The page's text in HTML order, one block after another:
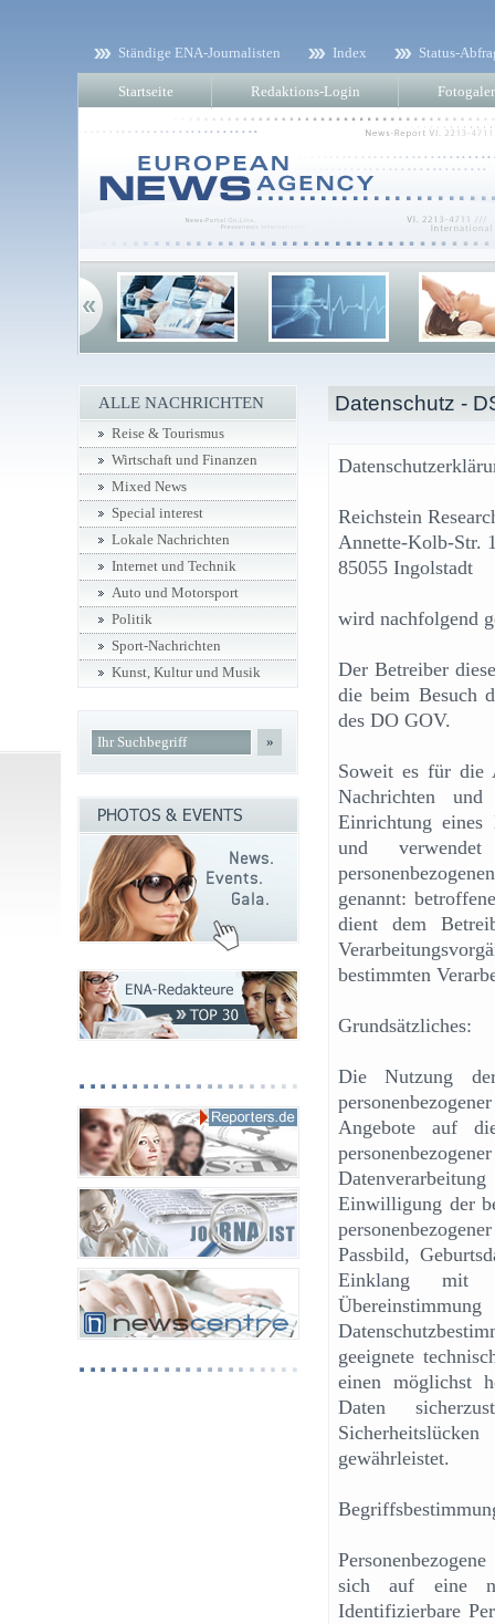
Ständige ENA-Journalisten Index Status-
Startseite Redaktions-Login
Datenschutz -
Reichstein
Annette-Kolb-Str.
85055 Ingolstadt
wird nachfolgend
Der Betreiber
die beim Besuch
des DO GOV.
Soweit es für die
Nachrichten
Einrichtung eines
und
genannt:
dient dem
bestimmten
Grundsätzliches:
Die Nutzung
Angebote auf
Einwilligung der
Passbild,
Einklang mit
geeignete
einen möglichst
Daten
gewährleistet.
sich auf eine
Identifizierbare
ALLE NACHRICHTEN
Reise & Tourismus
Wirtschaft und Finanzen
Mixed News
Special interest
Lokale Nachrichten
Internet und Technik
Auto und Motorsport
Politik
Sport-Nachrichten
Kunst, Kultur und Musik
»